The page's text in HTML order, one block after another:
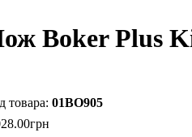
Boker Plus
01BO905
.00грн